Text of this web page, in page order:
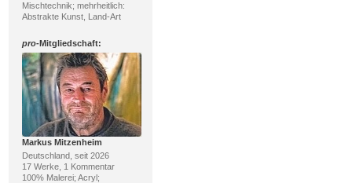
Mischtechnik; mehrheitlich:
Abstrakte Kunst, Land-Art
pro-Mitgliedschaft:
Markus Mitzenheim
Deutschland, seit 2026
17 Werke, 1 Kommentar
100% Malerei; Acryl;